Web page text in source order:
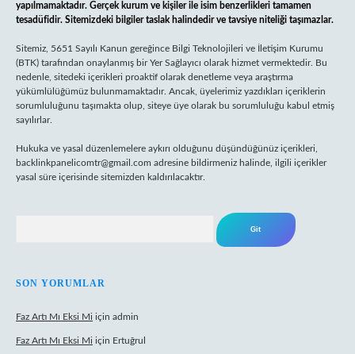
yapılmamaktadır. Gerçek kurum ve kişiler ile isim benzerlikleri tamamen
tesadüfidir. Sitemizdeki bilgiler taslak halindedir ve tavsiye niteliği taşımazlar.
Sitemiz, 5651 Sayılı Kanun gereğince Bilgi Teknolojileri ve İletişim Kurumu
(BTK) tarafından onaylanmış bir Yer Sağlayıcı olarak hizmet vermektedir. Bu
nedenle, sitedeki içerikleri proaktif olarak denetleme veya araştırma
yükümlülüğümüz bulunmamaktadır. Ancak, üyelerimiz yazdıkları içeriklerin
sorumluluğunu taşımakta olup, siteye üye olarak bu sorumluluğu kabul etmiş
sayılırlar.
Hukuka ve yasal düzenlemelere aykırı olduğunu düşündüğünüz içerikleri,
backlinkpanelicomtr@gmail.com adresine bildirmeniz halinde, ilgili içerikler
yasal süre içerisinde sitemizden kaldırılacaktır.
SON YORUMLAR
Faz Artı Mı Eksi Mi için admin
Faz Artı Mı Eksi Mi için Ertuğrul